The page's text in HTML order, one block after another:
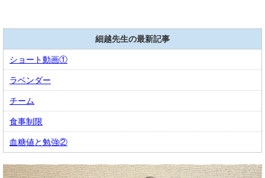
細越先生の最新記事
ショート動画①
ラベンダー
チーム
食事制限
血糖値と勉強②